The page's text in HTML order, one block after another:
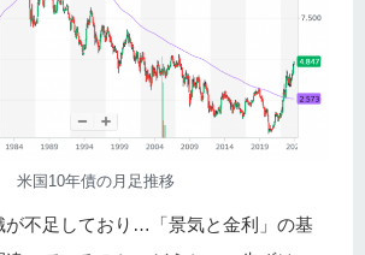
米国10年債の月足推移
が不足しており…「景気と金利」の基